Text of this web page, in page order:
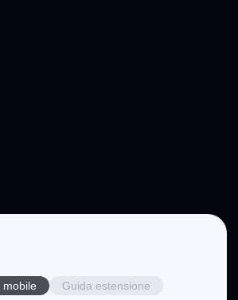
mobile Guida estensione